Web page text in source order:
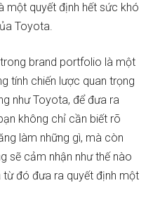
một quyết định hết sức khó
Toyota.
brand portfolio là một
tính chiến lược quan trọng
như Toyo­ta, để đưa ra
không chỉ cần biết rõ
làm những gì, mà còn
sẽ cảm nhận như thế nào
từ đó đưa ra quyết định một